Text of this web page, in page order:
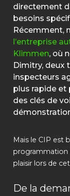
directement
besoins
Récemment,
l’entreprise
Klimmen, où
Dimitry, deux
inspecteurs
plus rapide et
des clés de
Mais le CIP est
programmation
plaisir lors de
De la